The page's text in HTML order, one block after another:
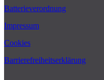
Batterieverordnung
Impressum
Cookies
Barrierefreiheitserklärung